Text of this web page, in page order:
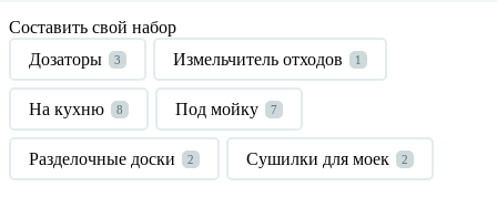
Составить свой набор
Дозаторы
3 Измельчитель отходов 1
На кухню 8 Под мойку 7
Разделочные доски 2 Сушилки для моек 2